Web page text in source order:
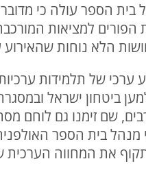
בית הספר עולה כי
הפורים למציאות
הלא נוחות שהאירוע
ערכי של תלמידות
ביטחון ישראל
שם זימנו גם לוחם
מנהל בית הספר
את המחווה